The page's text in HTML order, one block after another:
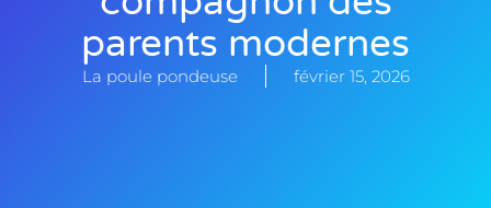
parents modernes
La poule pondeuse février 15, 2026